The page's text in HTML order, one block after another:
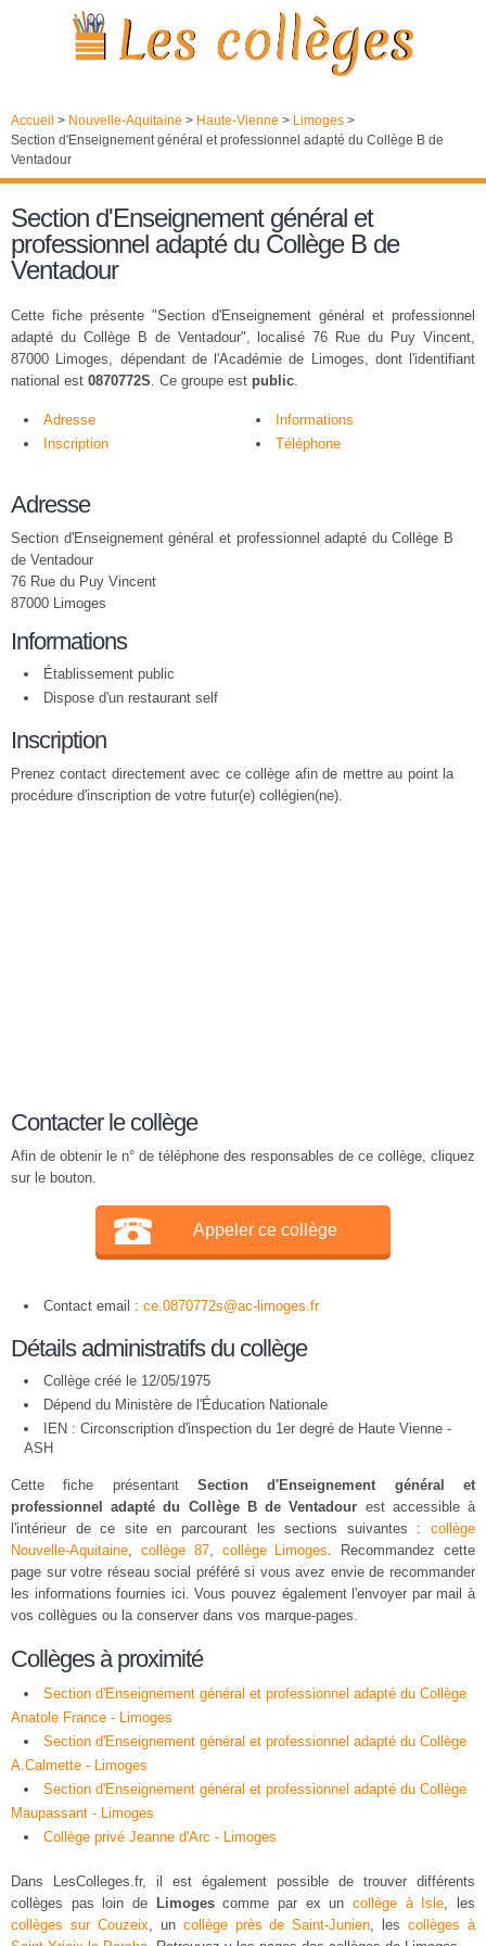
Accueil > Nouvelle-Aquitaine > Haute-Vienne > Limoges >
Section d'Enseignement général et professionnel adapté du Collège B de
Ventadour
Section d'Enseignement général et
professionnel adapté du Collège B de
Ventadour
Cette fiche présente "Section d'Enseignement général et professionnel
adapté du Collège B de Ventadour", localisé 76 Rue du Puy Vincent,
87000 Limoges, dépendant de l'Académie de Limoges, dont l'identifiant
national est 0870772S. Ce groupe est public.
Adresse
Informations
Inscription
Téléphone
Adresse
Section d'Enseignement général et professionnel adapté du Collège B
de Ventadour
76 Rue du Puy Vincent
87000 Limoges
Informations
Établissement public
Dispose d'un restaurant self
Inscription
Prenez contact directement avec ce collège afin de mettre au point la
procédure d'inscription de votre futur(e) collégien(ne).
Contacter le collège
Afin de obtenir le n° de téléphone des responsables de ce collège, cliquez
sur le bouton.
Appeler ce collège
Contact email : ce.0870772s@ac-limoges.fr
Détails administratifs du collège
Collège créé le 12/05/1975
Dépend du Ministère de l'Éducation Nationale
IEN : Circonscription d'inspection du 1er degré de Haute Vienne -
ASH
Cette fiche présentant Section d'Enseignement général et
professionnel adapté du Collège B de Ventadour est accessible à
l'intérieur de ce site en parcourant les sections suivantes : collège
Nouvelle-Aquitaine, collège 87, collège Limoges. Recommandez cette
page sur votre réseau social préféré si vous avez envie de recommander
les informations fournies ici. Vous pouvez également l'envoyer par mail à
vos collègues ou la conserver dans vos marque-pages.
Collèges à proximité
Section d'Enseignement général et professionnel adapté du Collège
Anatole France - Limoges
Section d'Enseignement général et professionnel adapté du Collège
A.Calmette - Limoges
Section d'Enseignement général et professionnel adapté du Collège
Maupassant - Limoges
Collège privé Jeanne d'Arc - Limoges
Dans LesColleges.fr, il est également possible de trouver différents
collèges pas loin de
Limogescomme par ex uncollège à Isle, les
collèges sur Couzeix, un collège près de Saint-Junien, lescollèges à